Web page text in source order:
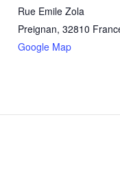
Rue Emile Zola
Preignan, 32810
Google Map